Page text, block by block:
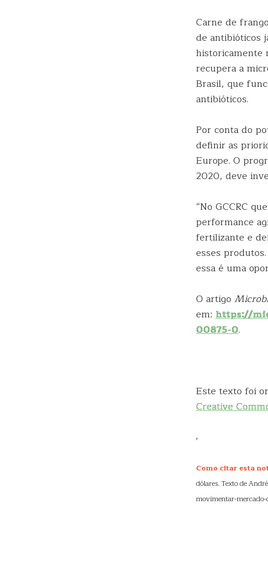
Carne de
de antibióticos
historicamente
recupera a
Brasil, que
antibióticos.
Por conta do
definir as
Europe. O
2020, deve
“No GCCRC
performance
fertilizante e
esses
essa é uma
O artigo
em: https://
00875-0.
Este texto foi
Creative
Como citar esta
dólares. Texto de
movimentar-